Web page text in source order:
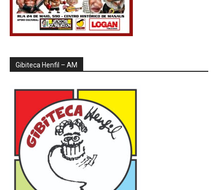
Gibiteca Henfil – AM